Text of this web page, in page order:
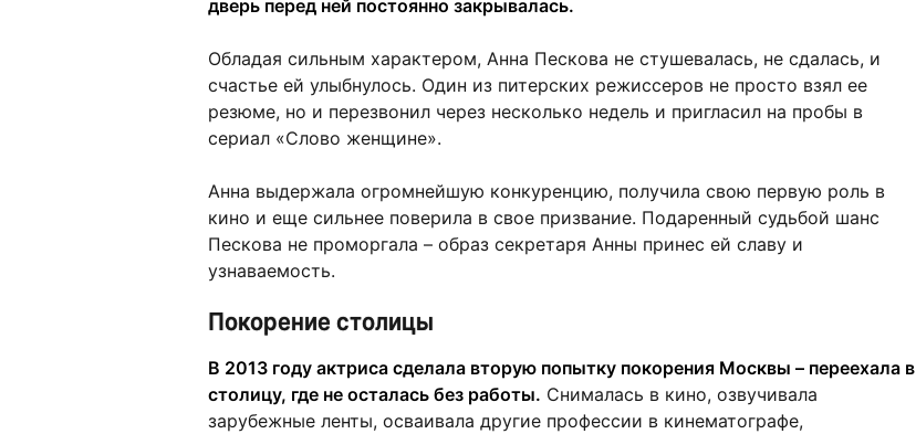
дверь перед ней постоянно закрывалась.
Обладая сильным характером, Анна Пескова не стушевалась, не сдалась, и
счастье ей улыбнулось. Один из питерских режиссеров не просто взял ее
резюме, но и перезвонил через несколько недель и пригласил на пробы в
сериал «Слово женщине».
Анна выдержала огромнейшую конкуренцию, получила свою первую роль в
кино и еще сильнее поверила в свое призвание. Подаренный судьбой шанс
Пескова не проморгала – образ секретаря Анны принес ей славу и
узнаваемость.
Покорение столицы
В 2013 году актриса сделала вторую попытку покорения Москвы – переехала в
столицу, где не осталась без работы. Снималась в кино, озвучивала
зарубежные ленты, осваивала другие профессии в кинематографе,